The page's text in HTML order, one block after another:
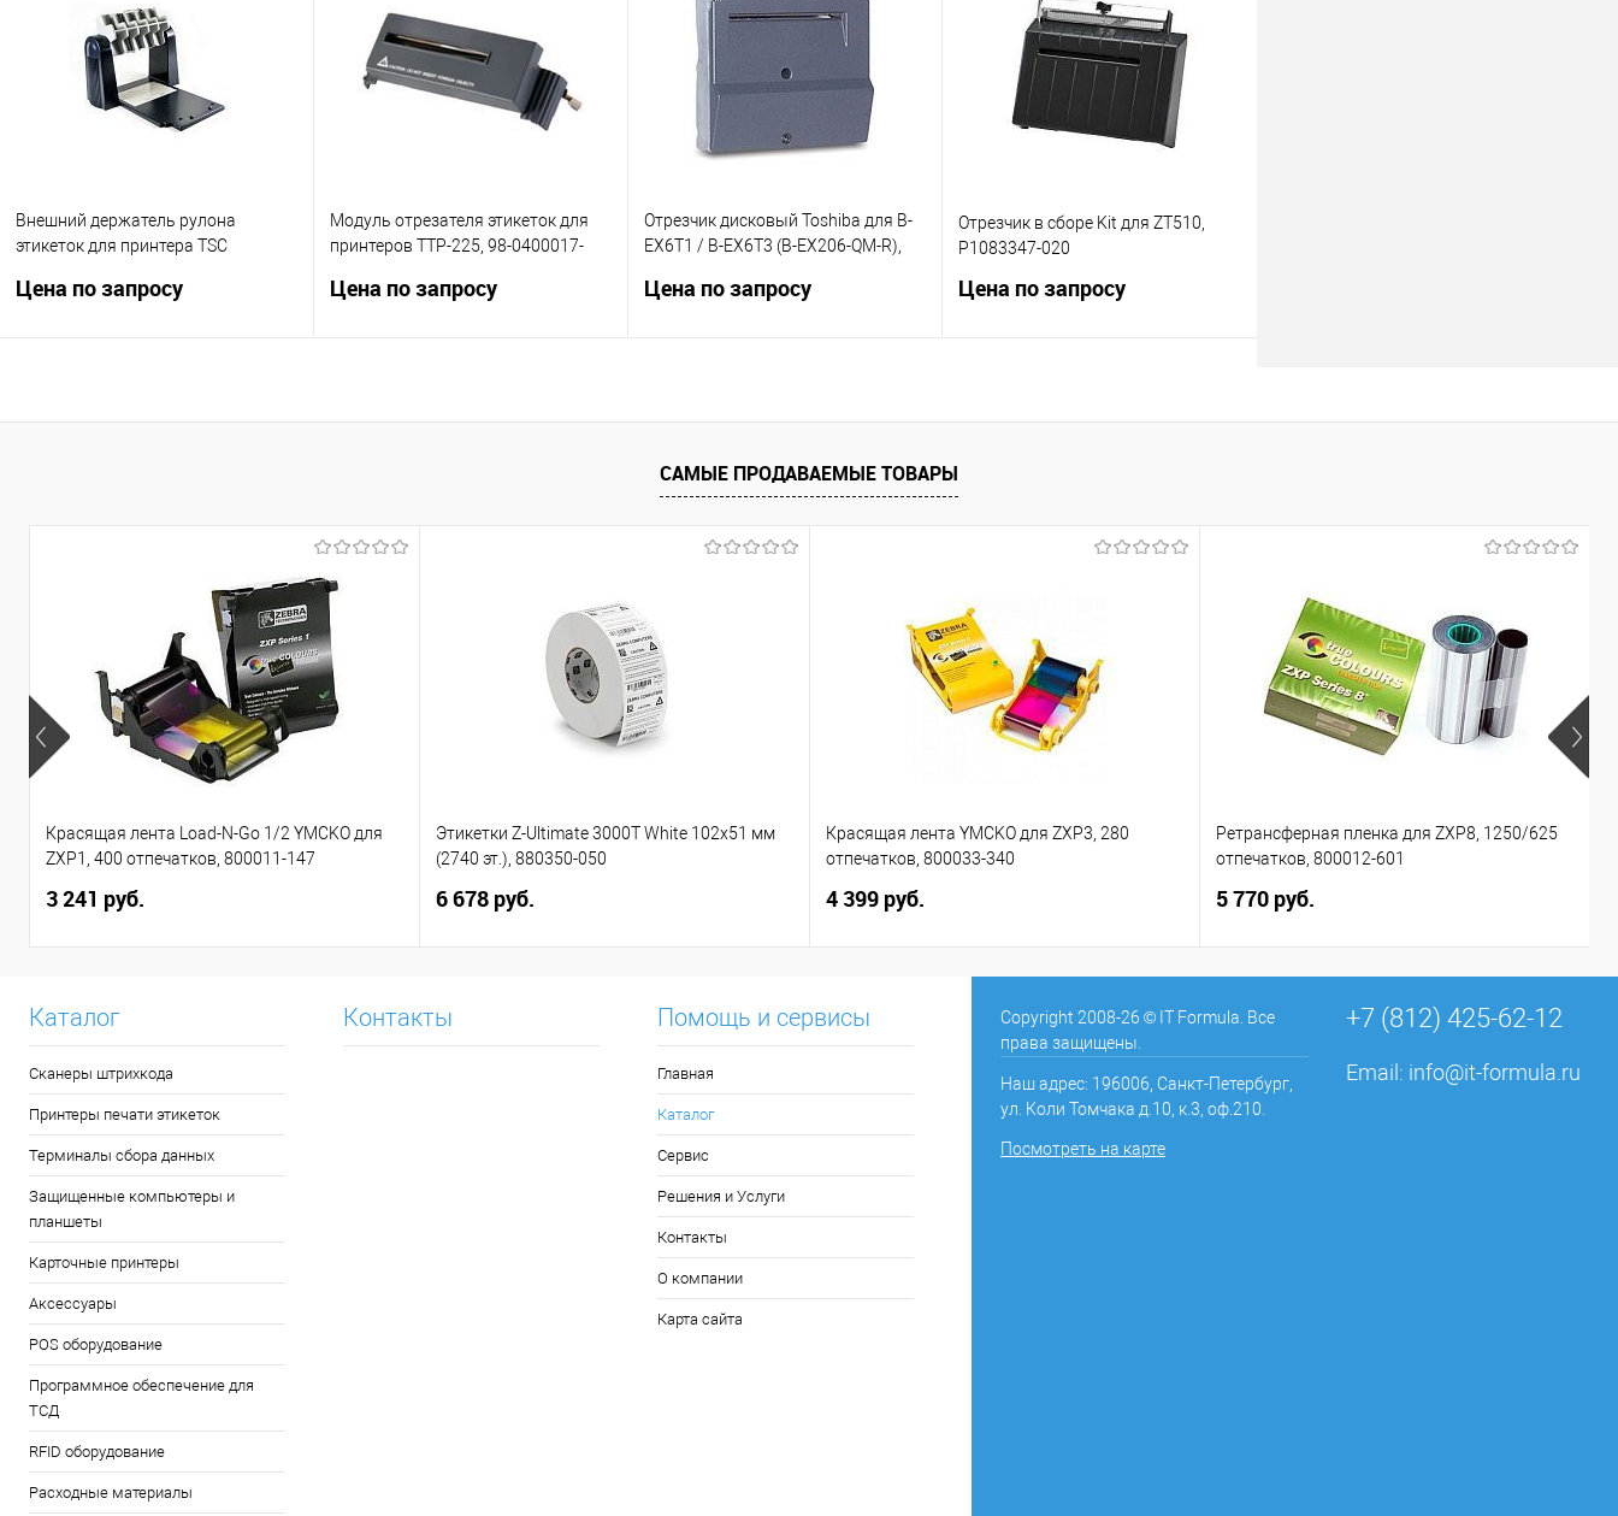
Купить в 1 клик
В избранное
Купить в 1 клик
Сравнение
В избранное
Под заказ
Купить в 1 клик
Сравнение
В избранное
Купить в 1 клик
Сравнение
В избранное
Под заказ
Внешний держатель рулона
этикеток для принтера TSC
платой, 98-0450030-00LF
Цена по запросу
Модуль отрезателя этикеток для
принтеров TTP-225, 98-0400017-
Цена по запросу
Отрезчик дисковый Toshiba для B-
EX6T1 / B-EX6T3 (B-EX206-QM-R),
Цена по запросу
В избранное
Под заказ
Отрезчик в сборе Kit для ZT510,
P1083347-020
Цена по запросу
САМЫЕ ПРОДАВАЕМЫЕ ТОВАРЫ
Красящая лента Load-N-Go 1/2 YMCKO для
ZXP1, 400 отпечатков, 800011-147
3 241 руб.
Этикетки Z-Ultimate 3000T White 102х51 мм
(2740 эт.), 880350-050
6 678 руб.
Красящая лента YMCKO для ZXP3, 280
отпечатков, 800033-340
4 399 руб.
Ретрансферная пленка для ZXP8, 1250/625
отпечатков, 800012-601
5 770 руб.
Каталог
Сканеры штрихкода
Принтеры печати этикеток
Терминалы сбора данных
Защищенные компьютеры и
планшеты
Карточные принтеры
Аксессуары
POS оборудование
Программное обеспечение для
ТСД
RFID оборудование
Расходные материалы
Контакты Помощь и сервисы
Главная
Каталог
Сервис
Решения и Услуги
Контакты
О компании
Карта сайта
Copyright 2008-26 © IT Formula. Все
права защищены.
Наш адрес: 196006, Санкт-Петербург,
ул. Коли Томчака д.10, к.3, оф.210.
Посмотреть на карте
+7 (812) 425-62-12
Email: info@it-formula.ru